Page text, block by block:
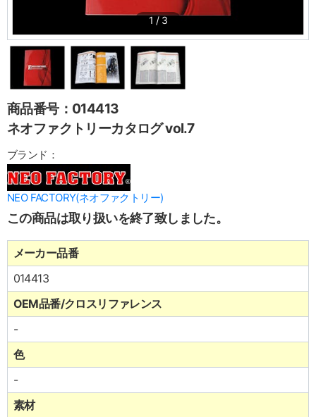
1 / 3
商品番号：014413
ネオファクトリーカタログ vol.7
ブランド：
NEO FACTORY(ネオファクトリー)
この商品は取り扱いを終了致しました。
メーカー品番
014413
OEM品番/クロスリファレンス
-
色
-
素材